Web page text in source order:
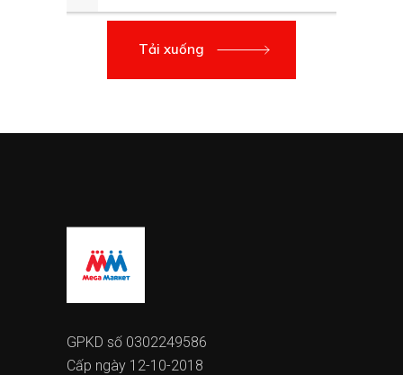
Tải xuống
GPKD số 0302249586
Cấp ngày 12-10-2018